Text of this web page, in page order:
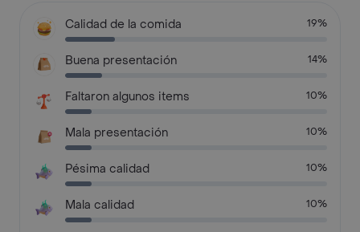
Calidad de la comida 19%
Buena presentación 14%
Faltaron algunos items 10%
Mala presentación 10%
Pésima calidad 10%
Mala calidad 10%